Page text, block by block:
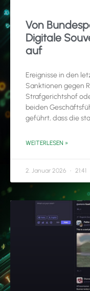
Von
Digitale
auf
Ereignisse in den
Sanktionen gegen
Strafgerichtshof
beiden
geführt, dass die
WEITERLESEN »
2. Januar 2026 21:41